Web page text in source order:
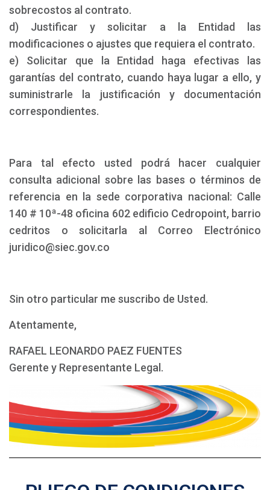
sobrecostos al contrato.
d) Justificar y solicitar a la Entidad las
modificaciones o ajustes que requiera el contrato.
e) Solicitar que la Entidad haga efectivas las
garantías del contrato, cuando haya lugar a ello, y
suministrarle la justificación y documentación
correspondientes.
Para tal efecto usted podrá hacer cualquier
consulta adicional sobre las bases o términos de
referencia en la sede corporativa nacional: Calle
140 # 10ª-48 oficina 602 edificio Cedropoint, barrio
cedritos o solicitarla al Correo Electrónico
juridico@siec.gov.co
Sin otro particular me suscribo de Usted.
Atentamente,
RAFAEL LEONARDO PAEZ FUENTES
Gerente y Representante Legal.